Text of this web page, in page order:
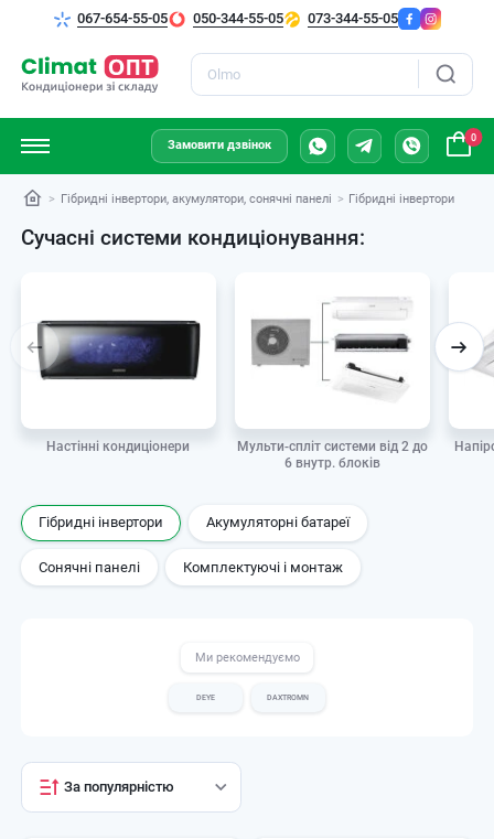
Пошук
067-654-55-05 050-344-55-05 073-344-55-05
Замовити дзвінок
0
Гібридні інвертори, акумулятори, сонячні панелі Гібридні інвертори
Сучасні системи кондиціонування:
Настінні кондиціонери
Мульти-спліт системи від 2 до
6 внутр. блоків
Гібридні інвертори Акумуляторні батареї
Сонячні панелі Комплектуючі і монтаж
Ми рекомендуємо
DEYE DAXTROMN
За популярністю